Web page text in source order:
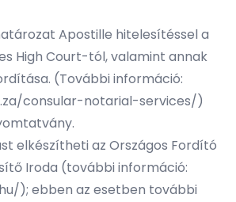
Apostille hitelesítéssel a
High Court-tól, valamint annak
(További információ:
consular-notarial-services/)
elkészítheti az Országos Fordító
Iroda (további információ:
); ebben az esetben további